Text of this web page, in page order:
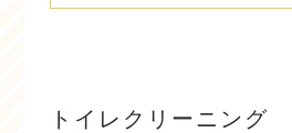
トイレクリーニング